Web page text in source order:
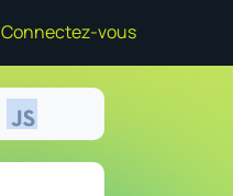
Connectez-vous